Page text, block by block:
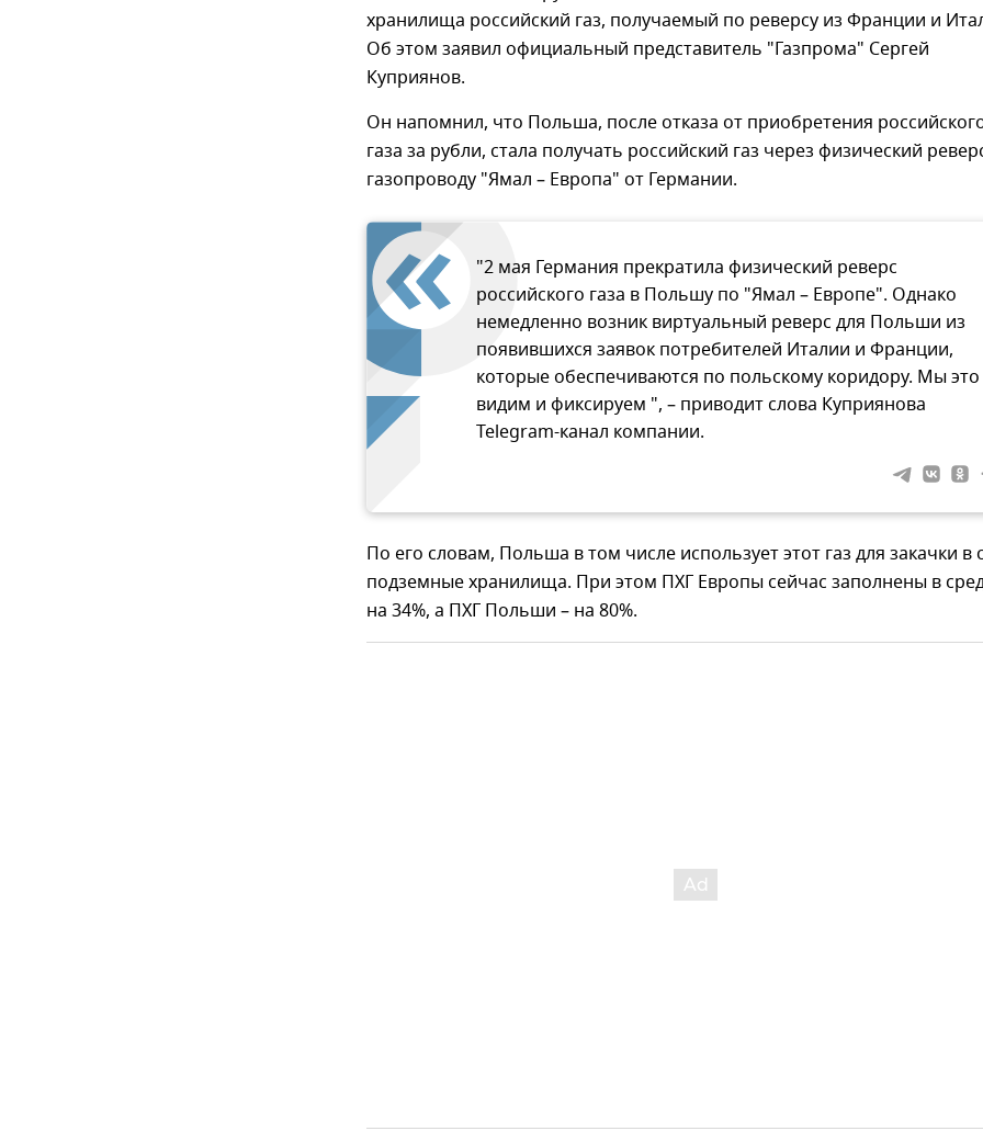
хранилища российский газ, получаемый по реверсу из Франции и
Об этом заявил официальный представитель "Газпрома" Сергей
Куприянов.
Он напомнил, что Польша, после отказа от приобретения
газа за рубли, стала получать российский газ через физический
газопроводу "Ямал – Европа" от Германии.
"2 мая Германия прекратила физический реверс
российского газа в Польшу по "Ямал – Европе". Однако
немедленно возник виртуальный реверс для Польши из
появившихся заявок потребителей Италии и Франции,
которые обеспечиваются по польскому коридору. Мы это
видим и фиксируем ", – приводит слова Куприянова
Telegram-канал компании.
По его словам, Польша в том числе использует этот газ для закачки в
подземные хранилища. При этом ПХГ Европы сейчас заполнены в
на 34%, а ПХГ Польши – на 80%.